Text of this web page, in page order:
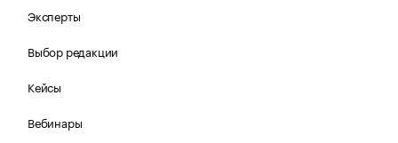
Эксперты
Выбор редакции
Кейсы
Вебинары